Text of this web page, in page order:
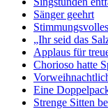
Sänger geehrt
„Ihr seid das
Applaus für
Chorioso hatte
Eine
Strenge Sitten